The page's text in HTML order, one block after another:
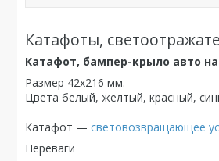
Катафоты,
Катафот, бампер-крыло авто
Размер 42х216 мм.
Цвета белый, желтый, красный,
Катафот — световозвращающее
Переваги